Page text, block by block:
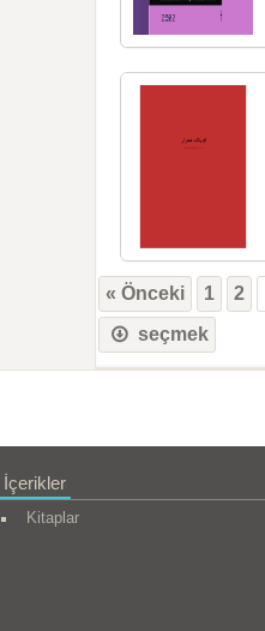
« Önceki 1 2
seçmek
İçerikler
Kitaplar